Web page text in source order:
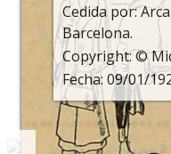
Cedida por:
Barcelona.
Copyright: ©
Fecha: 09/01/